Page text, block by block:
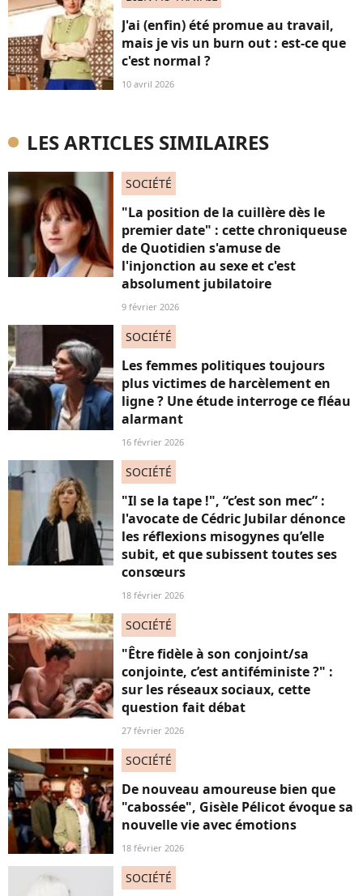
J'ai (enfin) été promue au travail,
mais je vis un burn out : est-ce que
c'est normal ?
10 avril 2026
LES ARTICLES SIMILAIRES
SOCIÉTÉ
"La position de la cuillère dès le
premier date" : cette chroniqueuse
de Quotidien s'amuse de
l'injonction au sexe et c'est
absolument jubilatoire
9 février 2026
SOCIÉTÉ
Les femmes politiques toujours
plus victimes de harcèlement en
ligne ? Une étude interroge ce fléau
alarmant
16 février 2026
SOCIÉTÉ
"Il se la tape !", “c’est son mec” :
l'avocate de Cédric Jubilar dénonce
les réflexions misogynes qu’elle
subit, et que subissent toutes ses
consœurs
18 février 2026
SOCIÉTÉ
"Être fidèle à son conjoint/sa
conjointe, c’est antiféministe ?" :
sur les réseaux sociaux, cette
question fait débat
27 février 2026
SOCIÉTÉ
De nouveau amoureuse bien que
"cabossée", Gisèle Pélicot évoque sa
nouvelle vie avec émotions
18 février 2026
SOCIÉTÉ